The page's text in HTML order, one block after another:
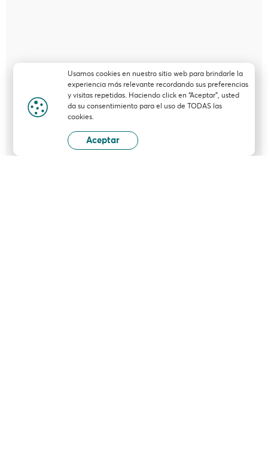
Usamos cookies en nuestro sitio web para brindarle la
experiencia más relevante recordando sus preferencias
y visitas repetidas. Haciendo click en “Aceptar”, usted
da su consentimiento para el uso de TODAS las
cookies.
Aceptar